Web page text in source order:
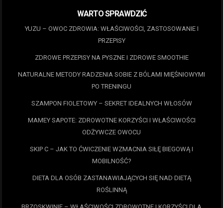
WARTO SPRAWDZIĆ
YUZU – OWOC ZDROWIA: WŁAŚCIWOŚCI, ZASTOSOWANIE I
PRZEPISY
ZDROWE PRZEPISY NA PYSZNE I ZDROWE SMOOTHIE
NATURALNE METODY RADZENIA SOBIE Z BÓLAMI MIĘŚNIOWYMI
PO TRENINGU
SZAMPON FIOLETOWY – SEKRET IDEALNYCH WŁOSÓW
MAMEY SAPOTE: ZDROWOTNE KORZYŚCI I WŁAŚCIWOŚCI
ODŻYWCZE OWOCU
SKIP C – JAK TO ĆWICZENIE WZMACNIA SIŁĘ BIEGOWĄ I
MOBILNOŚĆ?
DIETA DLA OSÓB ZASTANAWIAJĄCYCH SIĘ NAD DIETĄ
ROŚLINNĄ